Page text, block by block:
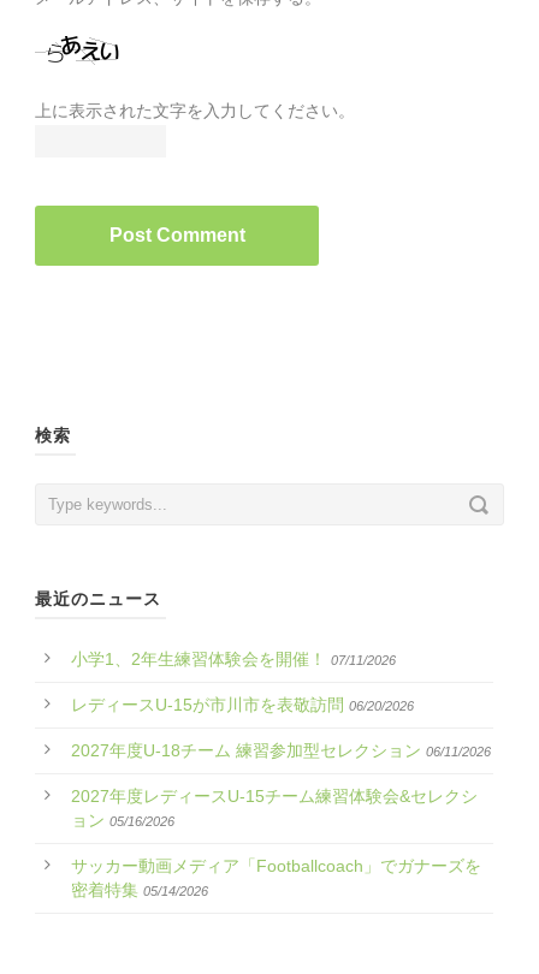
上に表示された文字を入力してください。
検索
最近のニュース
小学1、2年生練習体験会を開催！ 07/11/2026
レディースU-15が市川市を表敬訪問 06/20/2026
2027年度U-18チーム 練習参加型セレクション 06/11/2026
2027年度レディースU-15チーム練習体験会&セレクシ
ョン 05/16/2026
サッカー動画メディア「Footballcoach」でガナーズを
密着特集 05/14/2026